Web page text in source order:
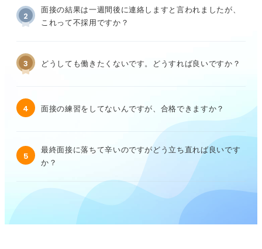
2
面接の結果は一週間後に連絡しますと言われましたが、
これって不採用ですか？
3 どうしても働きたくないです。どうすれば良いですか？
4 面接の練習をしてないんですが、合格できますか？
5
最終面接に落ちて辛いのですがどう立ち直れば良いです
か？